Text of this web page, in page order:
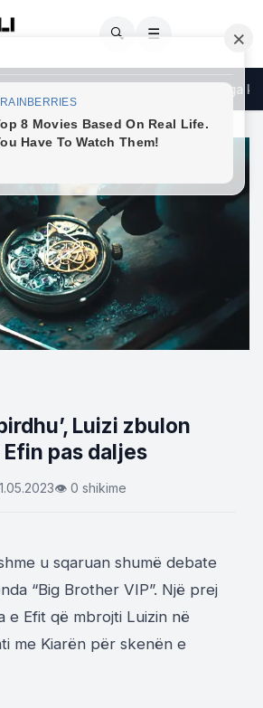
🔍 ☰
gruan vetëm pas të 40-tave, nga
Luizi zbulon
pas daljes
👁 0 shikime
u sqaruan shumë debate
“Big Brother VIP”. Një prej
e Efit që mbrojti Luizin në
me Kiarën për skenën e